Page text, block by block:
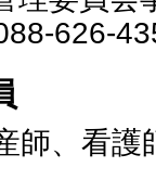
626-
、看護